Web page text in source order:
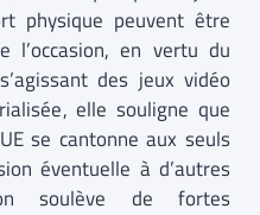
physique peuvent être
l’occasion, en vertu du
des jeux vidéo
elle souligne que
se cantonne aux seuls
éventuelle à d’autres
soulève de fortes